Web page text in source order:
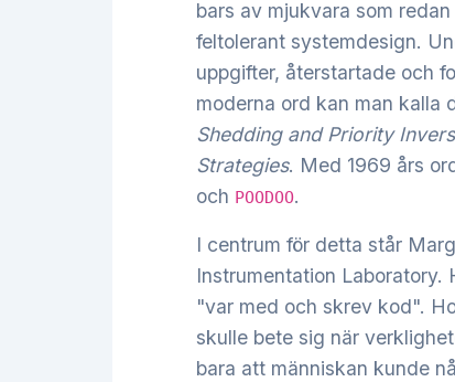
bars av mjukvara som
feltolerant systemdesign.
uppgifter, återstartade och
moderna ord kan man kalla
Shedding and Priority
Strategies. Med 1969 års
och POODOO.
I centrum för detta står
Instrumentation Laboratory.
"var med och skrev kod".
skulle bete sig när
bara att människan kunde